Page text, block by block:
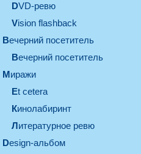
DVD-ревю
Vision flashback
вечерний посетитель
вечерний посетитель
миражи
et cetera
кинолабиринт
литературное ревю
design-альбом